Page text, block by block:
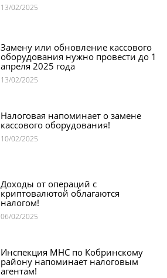
13/02/2025
13/02/2025
Замену или обновление кассового
оборудования нужно провести до 1
апреля 2025 года
10/02/2025
Налоговая напоминает о замене
кассового оборудования!
06/02/2025
Доходы от операций с
криптовалютой облагаются
налогом!
Инспекция МНС по Кобринскому
району напоминает налоговым
агентам!